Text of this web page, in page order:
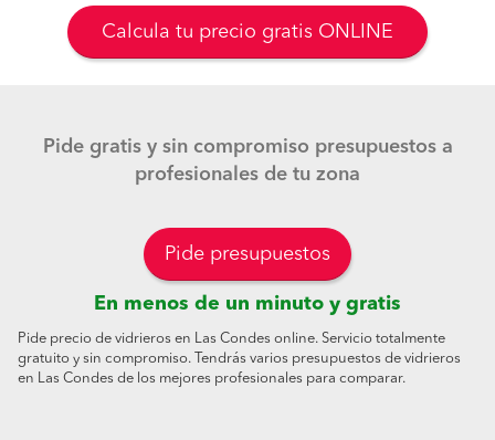
Calcula tu precio gratis ONLINE
Pide gratis y sin compromiso presupuestos a
profesionales de tu zona
Pide presupuestos
En menos de un minuto y gratis
Pide precio de vidrieros en Las Condes online. Servicio totalmente
gratuito y sin compromiso. Tendrás varios presupuestos de vidrieros
en Las Condes de los mejores profesionales para comparar.